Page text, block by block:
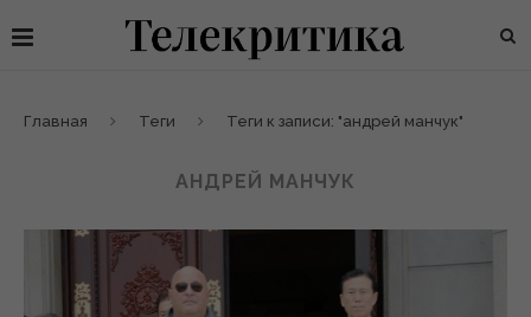
Главная Теги Теги к записи: "андрей манчук"
АНДРЕЙ МАНЧУК